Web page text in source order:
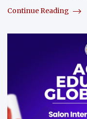
Continue Reading